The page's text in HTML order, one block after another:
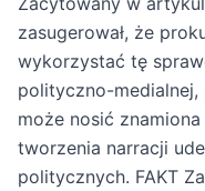
zasugerował, że
wykorzystać tę
polityczno-medialnej,
może nosić
tworzenia narracji
politycznych. FAKT